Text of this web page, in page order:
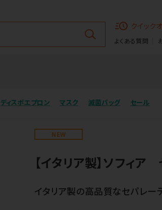
クイック
よくある質問
ディスポエプロン マスク 滅菌バッグ セール
NEW
【イタリア製】ソフィ
イタリア製の高品質なセパレー